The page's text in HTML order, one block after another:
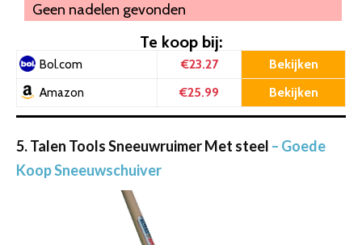
Geen nadelen gevonden
Te koop bij:
Bol.com €23.27 Bekijken
Amazon €25.99 Bekijken
5. Talen Tools Sneeuwruimer Met steel – Goede
Koop Sneeuwschuiver